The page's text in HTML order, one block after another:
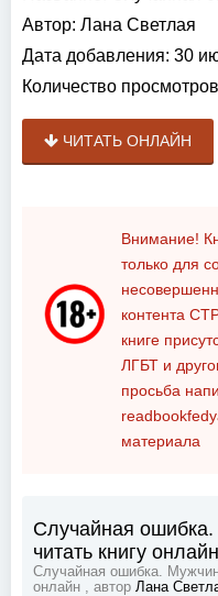
Автор: Лана Светлая
Дата добавления: 30
Количество
ЧИТАТЬ ОНЛАЙН
Внимание!
только для
контента
книге
ЛГБТ и
просьба
материала
Случайная
читать книгу онлайн
Случайная ошибка.
онлайн , автор Лана